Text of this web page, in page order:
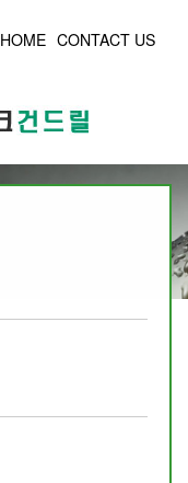
HOME CONTACT US